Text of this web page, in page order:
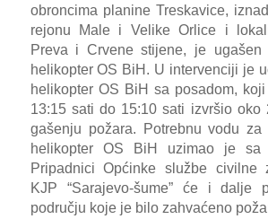
obroncima planine Treskavice,
rejonu Male i Velike Orlice i
Preva i Crvene stijene, je ugašen
helikopter OS BiH. U intervenciji je
helikopter OS BiH sa posadom,
13:15 sati do 15:10 sati izvršio oko
gašenju požara. Potrebnu vodu za
helikopter OS BiH uzimao je sa
PripadniciOpćinke službe civilne
KJP “Sarajevo-šume” će i dalje
području koje je bilo zahvaćeno